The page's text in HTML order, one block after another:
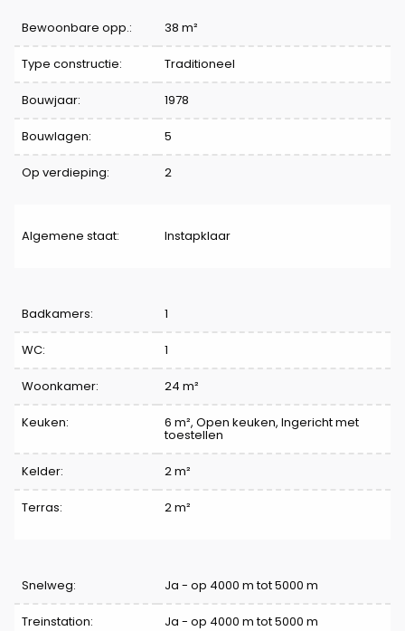
Bewoonbare opp.: 38 m²
Type constructie: Traditioneel
Bouwjaar: 1978
Bouwlagen: 5
Op verdieping: 2
Algemene staat: Instapklaar
Indeling
Badkamers: 1
WC: 1
Woonkamer: 24 m²
Keuken: 6 m², Open keuken, Ingericht met
toestellen
Kelder: 2 m²
Terras: 2 m²
Comfort
Snelweg: Ja - op 4000 m tot 5000 m
Treinstation: Ja - op 4000 m tot 5000 m